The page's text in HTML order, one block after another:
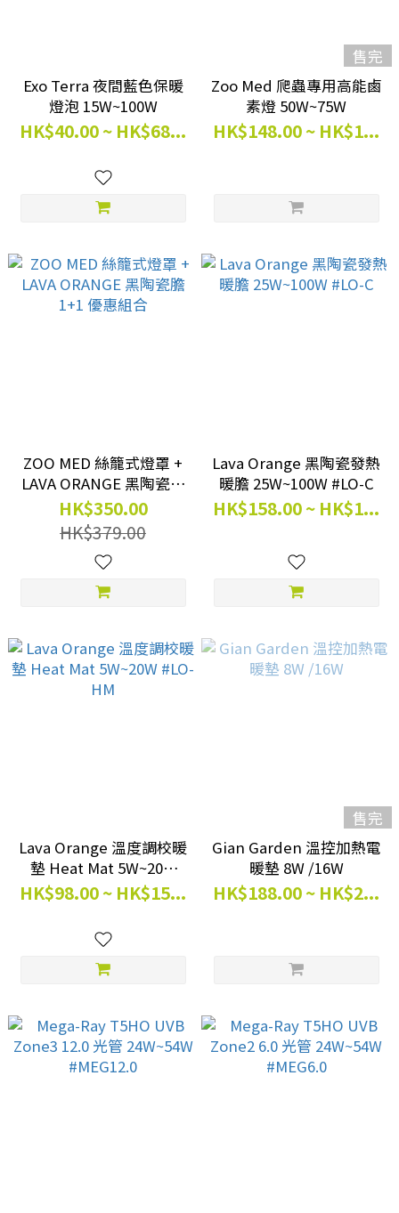
Exo Terra 夜間藍色保暖
燈泡 15W~100W
HK$40.00 ~ HK$68...
售完
Zoo Med 爬蟲專用高能鹵
素燈 50W~75W
HK$148.00 ~ HK$1...
ZOO MED 絲籠式燈罩 +
LAVA ORANGE 黑陶瓷膽
1+1 優惠組合
HK$350.00
HK$379.00
Lava Orange 黑陶瓷發熱
暖膽 25W~100W #LO-C
HK$158.00 ~ HK$1...
Lava Orange 溫度調校暖
墊 Heat Mat 5W~20W
#LO-HM
HK$98.00 ~ HK$15...
售完
Gian Garden 溫控加熱電
暖墊 8W /16W
HK$188.00 ~ HK$2...